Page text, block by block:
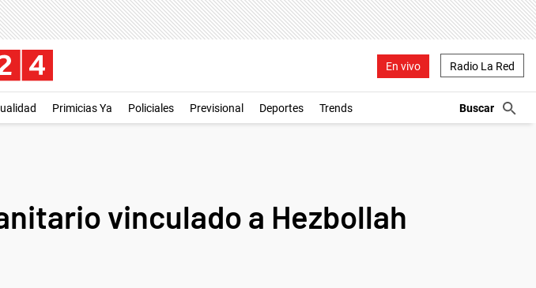
En vivo Radio La Red
Primicias Ya Policiales Previsional Deportes Trends
vinculado a Hezbollah